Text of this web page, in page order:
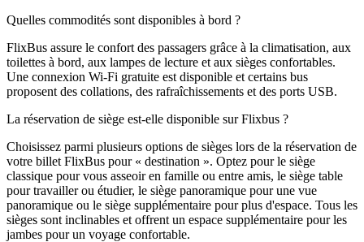
Quelles commodités sont disponibles à bord ?
FlixBus assure le confort des passagers grâce à la climatisation, aux
toilettes à bord, aux lampes de lecture et aux sièges confortables.
Une connexion Wi-Fi gratuite est disponible et certains bus
proposent des collations, des rafraîchissements et des ports USB.
La réservation de siège est-elle disponible sur Flixbus ?
Choisissez parmi plusieurs options de sièges lors de la réservation de
votre billet FlixBus pour « destination ». Optez pour le siège
classique pour vous asseoir en famille ou entre amis, le siège table
pour travailler ou étudier, le siège panoramique pour une vue
panoramique ou le siège supplémentaire pour plus d'espace. Tous les
sièges sont inclinables et offrent un espace supplémentaire pour les
jambes pour un voyage confortable.